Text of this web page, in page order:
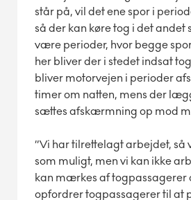
står på, vil det ene spor i
så der kan køre tog i det andet
være perioder, hvor begge
her bliver der i stedet indsat
bliver motorvejen i perioder
timer om natten, mens der
sættes afskærmning op mod
”Vi har tilrettelagt arbejdet, så
som muligt, men vi kan ikke
kan mærkes af togpassagerer
opfordrer togpassagerer til at